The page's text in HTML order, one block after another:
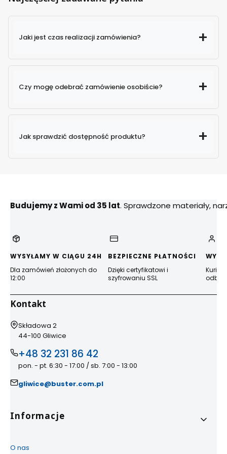
Jaki jest czas realizacji zamówienia?
Czy mogę odebrać zamówienie osobiście?
Jak sprawdzić dostępność produktu?
Budujemy z Wami od 35 lat. Sprawdzone materiały,
WYSYŁAMY W CIĄGU 24H
Dla zamówień złożonych do
12:00
BEZPIECZNE PŁATNOŚCI
Dzięki certyfikatowi i
szyfrowaniu SSL
Kontakt
Adres:
Składowa 2
44-100 Gliwice
+48 32 231 86 42
pon. - pt. 6:30 - 17:00 / sb. 7:00 - 13:00
gliwice@buster.com.pl
Linki w stopce
Informacje
O nas